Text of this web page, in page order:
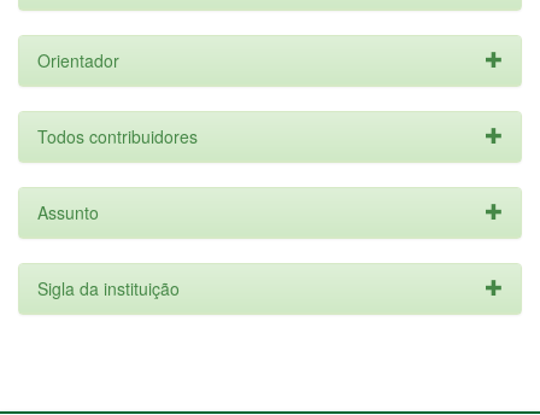
Orientador
Todos contribuidores
Assunto
Sigla da instituição